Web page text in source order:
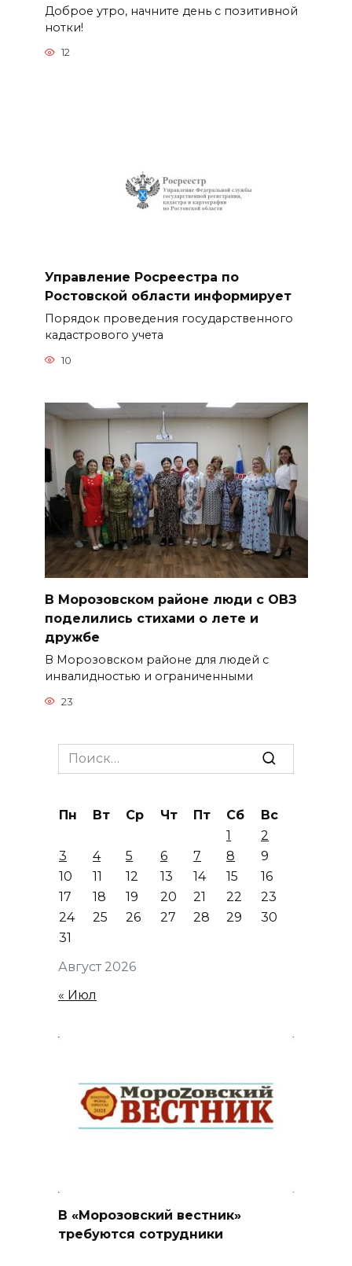
Доброе утро, начните день с позитивной
нотки!
12
Управление Росреестра по
Ростовской области информирует
Порядок проведения государственного
кадастрового учета
10
В Морозовском районе люди с ОВЗ
поделились стихами о лете и
дружбе
В Морозовском районе для людей с
инвалидностью и ограниченными
23
Search
for:
Август 2026
Пн Вт Ср Чт Пт Сб
Вс
1
2
3
4 5 6 7 8
9
10
11 12 13 14 15
16
17
18 19 20 21 22
23
24
25 26 27 28 29
30
31
« Июл
В «Морозовский вестник»
требуются сотрудники